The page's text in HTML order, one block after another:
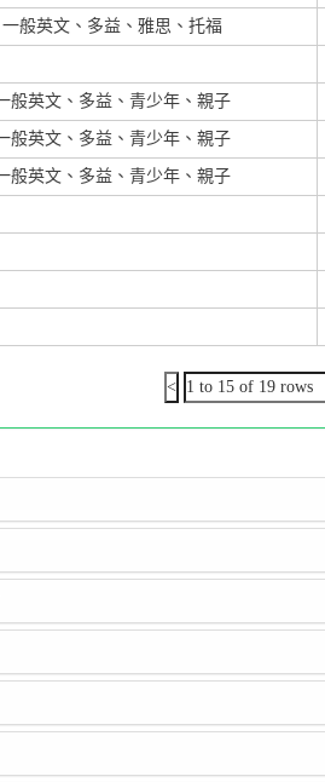
一般英文、多益、雅思、托福
般英文、多益、青少年、親子
般英文、多益、青少年、親子
般英文、多益、青少年、親子